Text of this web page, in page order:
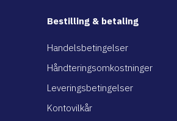
Bestilling & betaling
Handelsbetingelser
Håndteringsomkostninger
Leveringsbetingelser
Kontovilkår